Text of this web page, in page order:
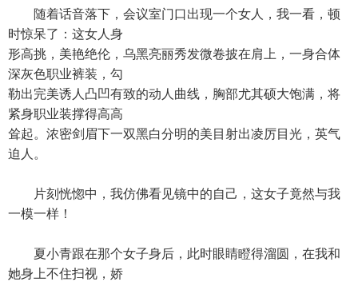
随着话音落下，会议室门口出现一个女人，我一看，顿
时惊呆了：这女人身
形高挑，美艳绝伦，乌黑亮丽秀发微卷披在肩上，一身合体
深灰色职业裤装，勾
勒出完美诱人凸凹有致的动人曲线，胸部尤其硕大饱满，将
紧身职业装撑得高高
耸起。浓密剑眉下一双黑白分明的美目射出凌厉目光，英气
迫人。
片刻恍惚中，我仿佛看见镜中的自己，这女子竟然与我
一模一样！
夏小青跟在那个女子身后，此时眼睛瞪得溜圆，在我和
她身上不住扫视，娇